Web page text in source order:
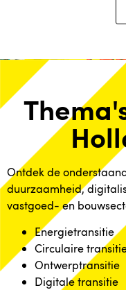
Ontdek de
duurzaamheid,
vastgoed- en
Energietransitie
Circulaire
Ontwerptransitie
Digitale transitie